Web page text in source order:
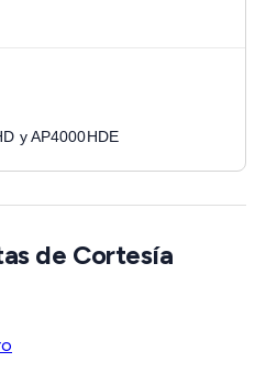
y AP4000HDE
de Cortesía